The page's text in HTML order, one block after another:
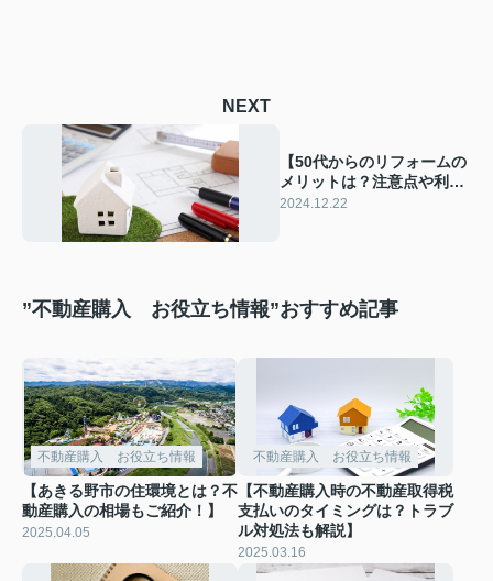
NEXT
【50代からのリフォームの
メリットは？注意点や利用
できる補助金も解説】
2024.12.22
”不動産購入 お役立ち情報”おすすめ記事
不動産購入 お役立ち情報
【あきる野市の住環境とは？不
動産購入の相場もご紹介！】
2025.04.05
不動産購入 お役立ち情報
【不動産購入時の不動産取得税
支払いのタイミングは？トラブ
ル対処法も解説】
2025.03.16